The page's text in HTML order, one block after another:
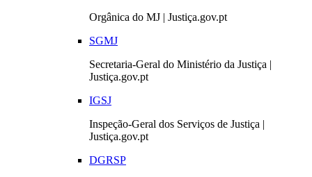
Orgânica do MJ | Justiça.gov.pt
SGMJ
Secretaria-Geral do Ministério da Justiça |
Justiça.gov.pt
IGSJ
Inspeção-Geral dos Serviços de Justiça |
Justiça.gov.pt
DGRSP